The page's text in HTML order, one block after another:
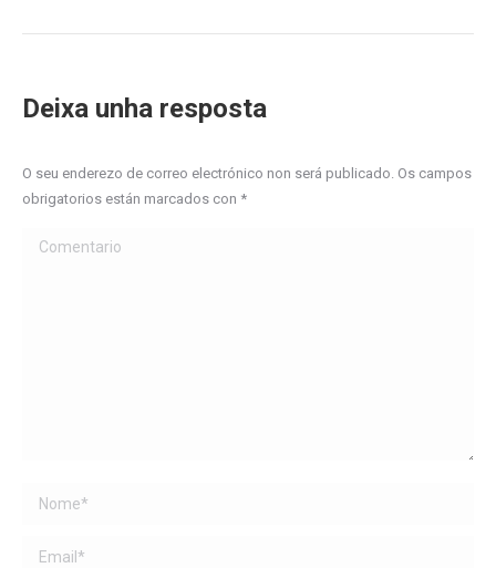
Deixa unha resposta
O seu enderezo de correo electrónico non será publicado. Os campos
obrigatorios están marcados con *
Comentario
Name *
Email *